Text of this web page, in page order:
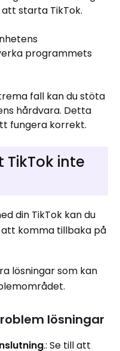
starta TikTok.
programmets
fall kan du stöta
hårdvara. Detta
fungera korrekt.
TikTok inte
din TikTok kan du
komma tillbaka på
lösningar som kan
lösningar
.: Se till att